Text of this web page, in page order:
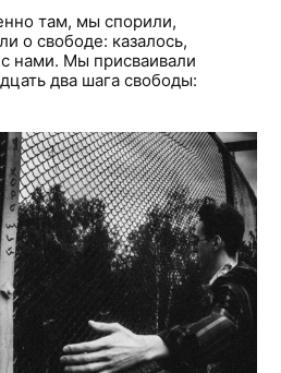
там, мы спорили,
о свободе: казалось,
нами. Мы присваивали
два шага свободы: